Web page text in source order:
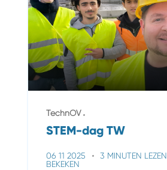
TechnOV
STEM-dag TW
06 11 2025 3 MINUTEN LEZEN
BEKEKEN